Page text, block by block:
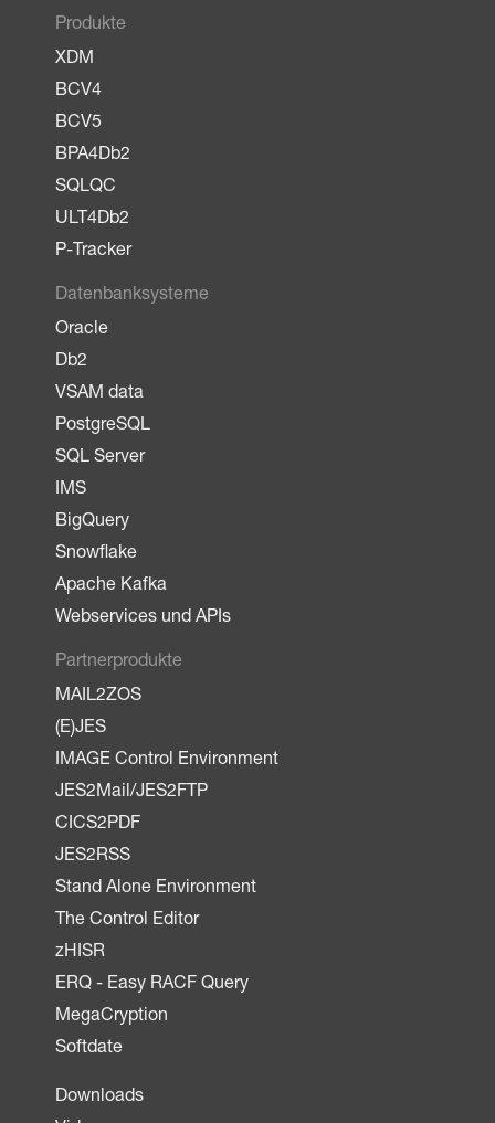
Produkte
XDM
BCV4
BCV5
BPA4Db2
SQLQC
ULT4Db2
P-Tracker
Datenbanksysteme
Oracle
Db2
VSAM data
PostgreSQL
SQL Server
IMS
BigQuery
Snowflake
Apache Kafka
Webservices und APIs
Partnerprodukte
MAIL2ZOS
(E)JES
IMAGE Control Environment
JES2Mail/JES2FTP
CICS2PDF
JES2RSS
Stand Alone Environment
The Control Editor
zHISR
ERQ - Easy RACF Query
MegaCryption
Softdate
Downloads